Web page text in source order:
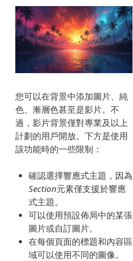
您可以在背景中添加圖片、純
色、漸層色甚至是影片。不
過，影片背景僅對專業及以上
計劃的用戶開放。下方是使用
該功能時的一些限制：
確認選擇響應式主題，因為
Section元素僅支援於響應
式主題。
可以使用預設佈局中的某張
圖片或自訂圖片。
在每個頁面的標題和內容區
域可以使用不同的圖像。